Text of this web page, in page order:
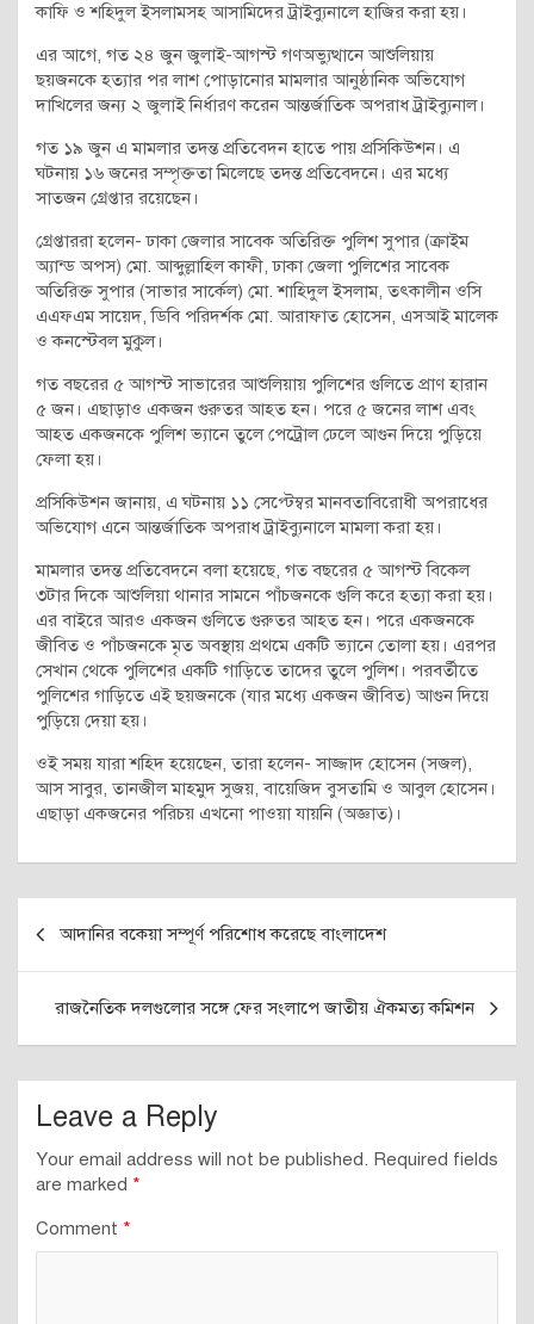
কাফি ও শহিদুল ইসলামসহ আসামিদের ট্রাইব্যুনালে হাজির করা হয়।
এর আগে, গত ২৪ জুন জুলাই-আগস্ট গণঅভ্যুত্থানে আশুলিয়ায়
ছয়জনকে হত্যার পর লাশ পোড়ানোর মামলার আনুষ্ঠানিক অভিযোগ
দাখিলের জন্য ২ জুলাই নির্ধারণ করেন আন্তর্জাতিক অপরাধ ট্রাইব্যুনাল।
গত ১৯ জুন এ মামলার তদন্ত প্রতিবেদন হাতে পায় প্রসিকিউশন। এ
ঘটনায় ১৬ জনের সম্পৃক্ততা মিলেছে তদন্ত প্রতিবেদনে। এর মধ্যে
সাতজন গ্রেপ্তার রয়েছেন।
গ্রেপ্তাররা হলেন- ঢাকা জেলার সাবেক অতিরিক্ত পুলিশ সুপার (ক্রাইম
অ্যান্ড অপস) মো. আব্দুল্লাহিল কাফী, ঢাকা জেলা পুলিশের সাবেক
অতিরিক্ত সুপার (সাভার সার্কেল) মো. শাহিদুল ইসলাম, তৎকালীন ওসি
এএফএম সায়েদ, ডিবি পরিদর্শক মো. আরাফাত হোসেন, এসআই মালেক
ও কনস্টেবল মুকুল।
গত বছরের ৫ আগস্ট সাভারের আশুলিয়ায় পুলিশের গুলিতে প্রাণ হারান
৫ জন। এছাড়াও একজন গুরুতর আহত হন। পরে ৫ জনের লাশ এবং
আহত একজনকে পুলিশ ভ্যানে তুলে পেট্রোল ঢেলে আগুন দিয়ে পুড়িয়ে
ফেলা হয়।
প্রসিকিউশন জানায়, এ ঘটনায় ১১ সেপ্টেম্বর মানবতাবিরোধী অপরাধের
অভিযোগ এনে আন্তর্জাতিক অপরাধ ট্রাইব্যুনালে মামলা করা হয়।
মামলার তদন্ত প্রতিবেদনে বলা হয়েছে, গত বছরের ৫ আগস্ট বিকেল
৩টার দিকে আশুলিয়া থানার সামনে পাঁচজনকে গুলি করে হত্যা করা হয়।
এর বাইরে আরও একজন গুলিতে গুরুতর আহত হন। পরে একজনকে
জীবিত ও পাঁচজনকে মৃত অবস্থায় প্রথমে একটি ভ্যানে তোলা হয়। এরপর
সেখান থেকে পুলিশের একটি গাড়িতে তাদের তুলে পুলিশ। পরবর্তীতে
পুলিশের গাড়িতে এই ছয়জনকে (যার মধ্যে একজন জীবিত) আগুন দিয়ে
পুড়িয়ে দেয়া হয়।
ওই সময় যারা শহিদ হয়েছেন, তারা হলেন- সাজ্জাদ হোসেন (সজল),
আস সাবুর, তানজীল মাহমুদ সুজয়, বায়েজিদ বুসতামি ও আবুল হোসেন।
এছাড়া একজনের পরিচয় এখনো পাওয়া যায়নি (অজ্ঞাত)।
navigation
আদানির বকেয়া সম্পূর্ণ পরিশোধ করেছে বাংলাদেশ
রাজনৈতিক দলগুলোর সঙ্গে ফের সংলাপে জাতীয় ঐকমত্য কমিশন
Leave a Reply
Your email address will not be published. Required fields
are marked *
Comment *